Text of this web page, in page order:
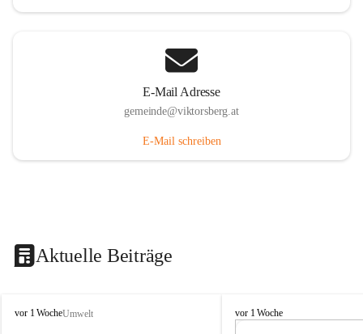
E-Mail Adresse
gemeinde@viktorsberg.at
E-Mail schreiben
Aktuelle Beiträge
V
vor 1 WocheUmwelt
V
vor 1 Woche